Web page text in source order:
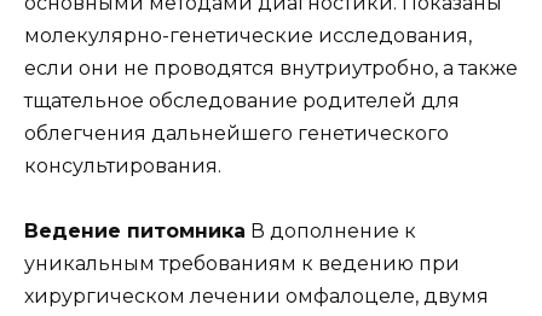
молекулярно-генетические исследования,
если они не проводятся внутриутробно, а также
тщательное обследование родителей для
облегчения дальнейшего генетического
консультирования.
Ведение питомника В дополнение к
уникальным требованиям к ведению при
хирургическом лечении омфалоцеле, двумя